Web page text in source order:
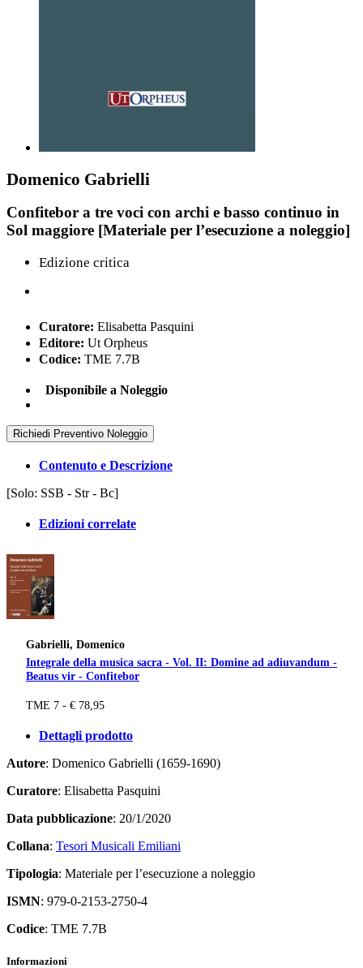
Domenico Gabrielli
Confitebor a tre voci con archi e basso continuo in
Sol maggiore [Materiale per l’esecuzione a noleggio]
Edizione critica
Curatore: Elisabetta Pasquini
Editore: Ut Orpheus
Codice: TME 7.7B
Disponibile a Noleggio
Richiedi Preventivo Noleggio
Contenuto e Descrizione
[Solo: SSB - Str - Bc]
Edizioni correlate
Gabrielli, Domenico
Integrale della musica sacra - Vol. II: Domine ad adiuvandum -
Beatus vir - Confitebor
TME 7 - € 78,95
Dettagli prodotto
Autore: Domenico Gabrielli (1659-1690)
Curatore: Elisabetta Pasquini
Data pubblicazione: 20/1/2020
Collana: Tesori Musicali Emiliani
Tipologia: Materiale per l’esecuzione a noleggio
ISMN: 979-0-2153-2750-4
Codice: TME 7.7B
Informazioni